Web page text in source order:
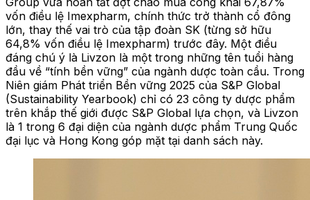
vốn điều lệ Imexpharm, chính thức trở thành cổ đông
lớn, thay thế vai trò của tập đoàn SK (từng sở hữu
64,8% vốn điều lệ Imexpharm) trước đây. Một điều
đáng chú ý là Livzon là một trong những tên tuổi hàng
đầu về “tính bền vững” của ngành dược toàn cầu. Trong
Niên giám Phát triển Bền vững 2025 của S&P Global
(Sustainability Yearbook) chỉ có 23 công ty dược phẩm
trên khắp thế giới được S&P Global lựa chọn, và Livzon
là 1 trong 6 đại diện của ngành dược phẩm Trung Quốc
đại lục và Hong Kong góp mặt tại danh sách này.